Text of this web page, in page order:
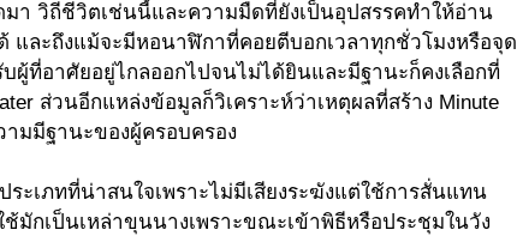
า วิถีชีวิตเช่นนี้และความมืดที่ยังเป็นอุปสรรคทำให้อ่าน
และถึงแม้จะมีหอนาฬิกาที่คอยตีบอกเวลาทุกชั่วโมงหรือจุด
ผู้ที่อาศัยอยู่ไกลออกไปจนไม่ได้ยินและมีฐานะก็คงเลือกที่
ส่วนอีกแหล่งข้อมูลก็วิเคราะห์ว่าเหตุผลที่สร้าง Minute
ามมีฐานะของผู้ครอบครอง
ระเภทที่น่าสนใจเพราะไม่มีเสียงระฆังแต่ใช้การสั่นแทน
ช้มักเป็นเหล่าขุนนางเพราะขณะเข้าพิธีหรือประชุมในวัง